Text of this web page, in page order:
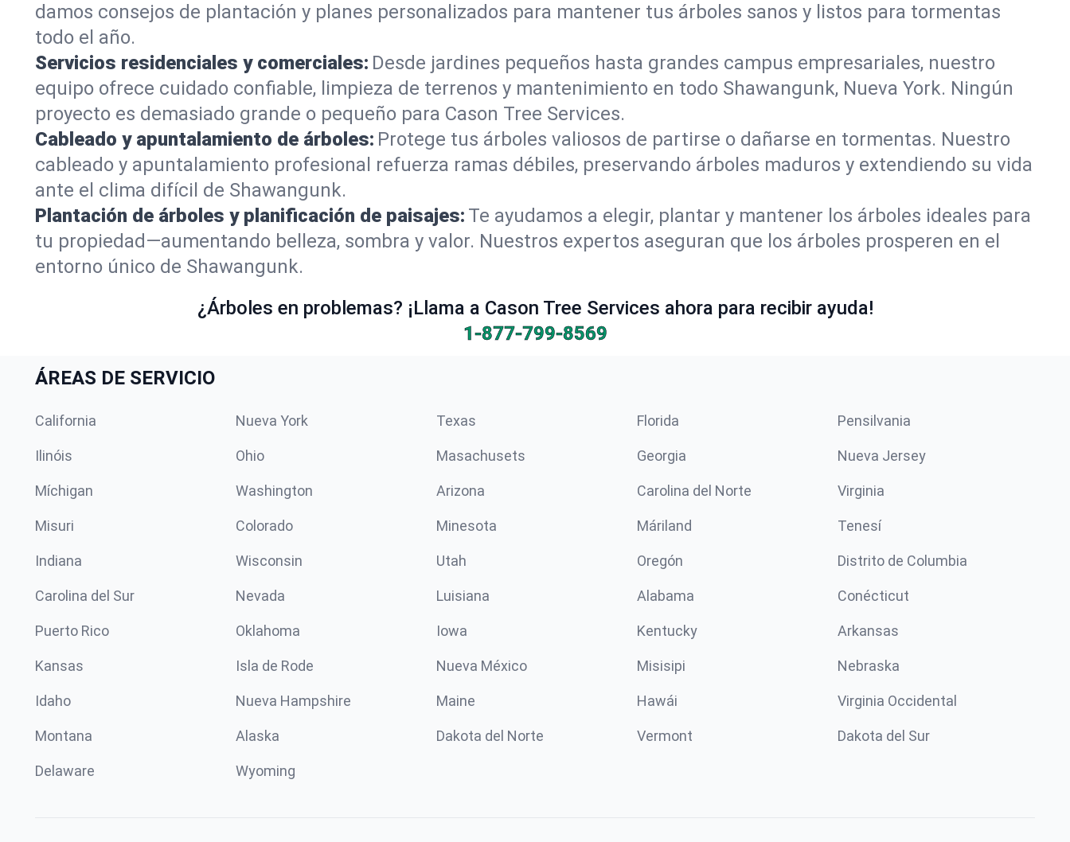
damos consejos de plantación y planes personalizados para mantener tus árboles sanos y listos para tormentas
todo el año.
Servicios residenciales y comerciales: Desde jardines pequeños hasta grandes campus empresariales, nuestro
equipo ofrece cuidado confiable, limpieza de terrenos y mantenimiento en todo Shawangunk, Nueva York. Ningún
proyecto es demasiado grande o pequeño para Cason Tree Services.
Cableado y apuntalamiento de árboles: Protege tus árboles valiosos de partirse o dañarse en tormentas. Nuestro
cableado y apuntalamiento profesional refuerza ramas débiles, preservando árboles maduros y extendiendo su vida
ante el clima difícil de Shawangunk.
Plantación de árboles y planificación de paisajes: Te ayudamos a elegir, plantar y mantener los árboles ideales para
tu propiedad—aumentando belleza, sombra y valor. Nuestros expertos aseguran que los árboles prosperen en el
entorno único de Shawangunk.
¿Árboles en problemas? ¡Llama a Cason Tree Services ahora para recibir ayuda!
1-877-799-8569
ÁREAS DE SERVICIO
California Nueva York Texas Florida Pensilvania
Ilinóis Ohio Masachusets Georgia Nueva Jersey
Míchigan Washington Arizona Carolina del Norte Virginia
Misuri Colorado Minesota Máriland Tenesí
Indiana Wisconsin Utah Oregón Distrito de Columbia
Carolina del Sur Nevada Luisiana Alabama Conécticut
Puerto Rico Oklahoma Iowa Kentucky Arkansas
Kansas Isla de Rode Nueva México Misisipi Nebraska
Idaho Nueva Hampshire Maine Hawái Virginia Occidental
Montana Alaska Dakota del Norte Vermont Dakota del Sur
Delaware Wyoming